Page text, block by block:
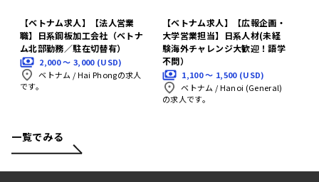
【ベトナム求人】【法人営業
職】日系鋼板加工会社（ベトナ
ム北部勤務／駐在切替有）
2,000 〜 3,000 (USD)
ベトナム /Hai Phongの求人
です。
【ベトナム求人】【広報企画・
大学営業担当】日系人材(未経
験海外チャレンジ大歓迎！語学
不問）
1,100 〜 1,500 (USD)
ベトナム /Hanoi (General)
の求人です。
一覧でみる